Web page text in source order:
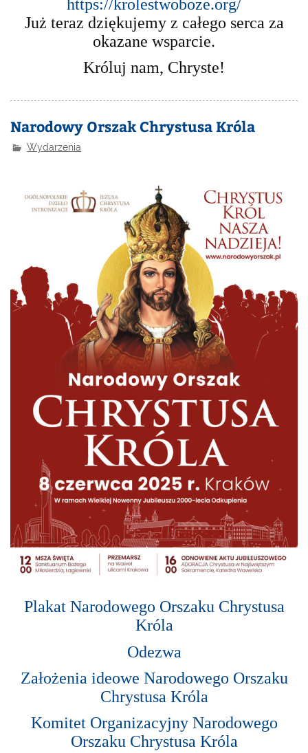
https://krolestwoboze.org/
Już teraz dziękujemy z całego serca za
okazane wsparcie.
Króluj nam, Chryste!
Narodowy Orszak Chrystusa Króla
Wydarzenia
Plakat Narodowego Orszaku Chrystusa
Króla
Odezwa
Założenia ideowe Narodowego Orszaku
Chrystusa Króla
Komitet Organizacyjny Narodowego
Orszaku Chrystusa Króla